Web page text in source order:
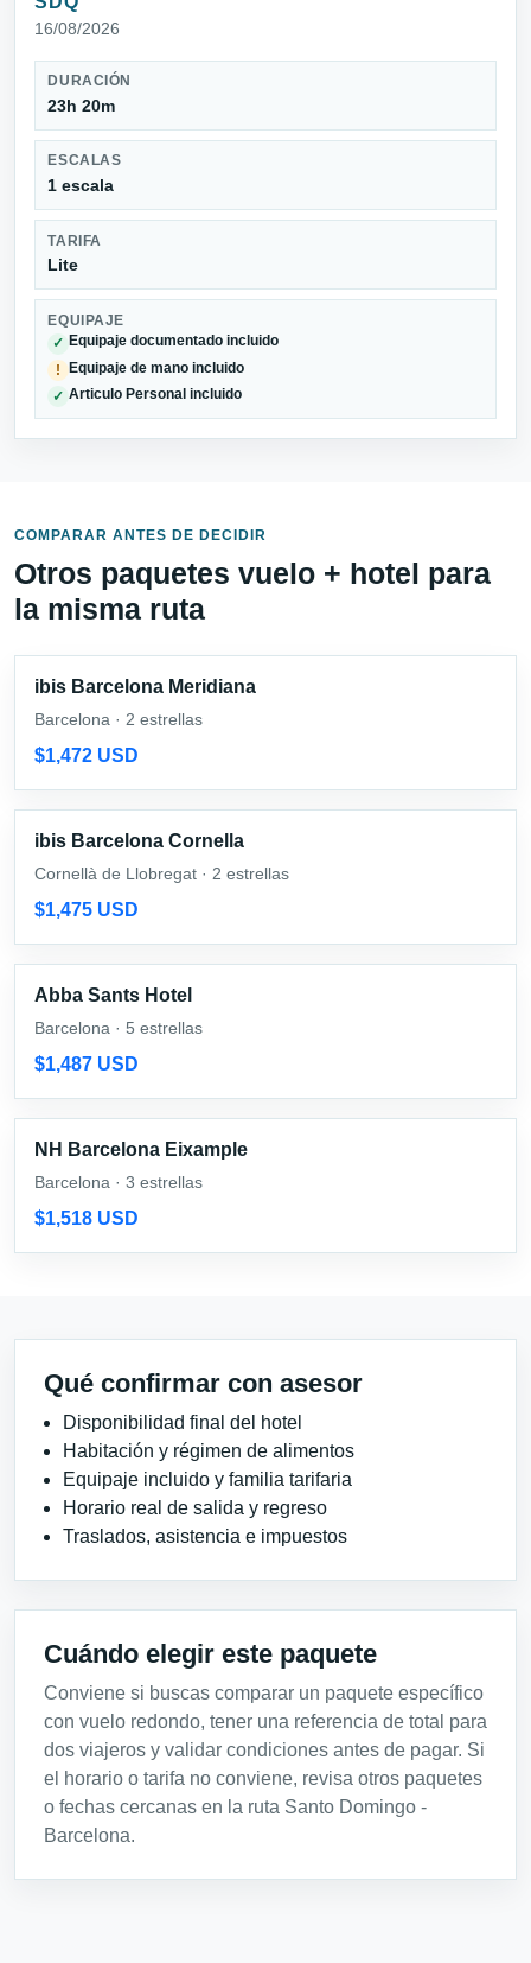
16/08/2026
DURACIÓN
23h 20m
ESCALAS
1 escala
TARIFA
Lite
EQUIPAJE
✓ Equipaje documentado incluido
! Equipaje de mano incluido
✓ Articulo Personal incluido
COMPARAR ANTES DE DECIDIR
Otros paquetes vuelo + hotel para
la misma ruta
ibis Barcelona Meridiana
Barcelona · 2 estrellas
$1,472 USD
ibis Barcelona Cornella
Cornellà de Llobregat · 2 estrellas
$1,475 USD
Abba Sants Hotel
Barcelona · 5 estrellas
$1,487 USD
NH Barcelona Eixample
Barcelona · 3 estrellas
$1,518 USD
Qué confirmar con asesor
Disponibilidad final del hotel
Habitación y régimen de alimentos
Equipaje incluido y familia tarifaria
Horario real de salida y regreso
Traslados, asistencia e impuestos
Cuándo elegir este paquete
Conviene si buscas comparar un paquete específico
con vuelo redondo, tener una referencia de total para
dos viajeros y validar condiciones antes de pagar. Si
el horario o tarifa no conviene, revisa otros paquetes
o fechas cercanas en la ruta Santo Domingo -
Barcelona.